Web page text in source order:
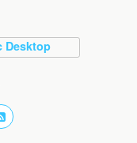
Desktop